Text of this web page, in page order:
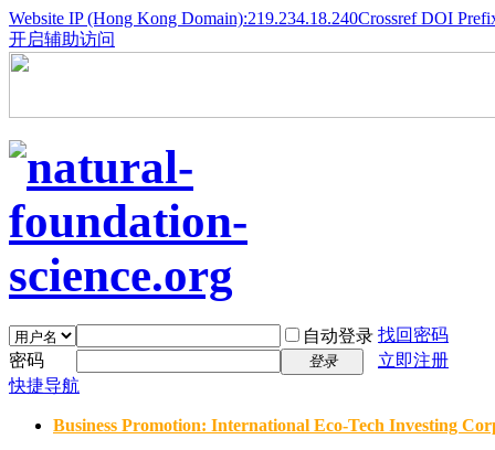
Website IP (Hong Kong Domain):219.234.18.240Crossref DOI
开启辅助访问
自动登录 找回密码
密码
登录
立即注册
快捷导航
Business Promotion: International Eco-Tech Investing